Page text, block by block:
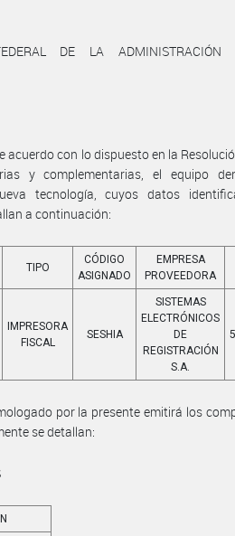
DE LA ADMINISTRACIÓN
acuerdo con lo dispuesto en la
y complementarias, el equipo
tecnología, cuyos datos
a continuación:
TIPO
CÓDIGO
ASIGNADO
EMPRESA
PROVEEDORA
IMPRESORA
FISCAL
SESHIA
SISTEMAS
ELECTRÓNICOS
DE
REGISTRACIÓN
S.A.
por la presente emitirá los
se detallan: